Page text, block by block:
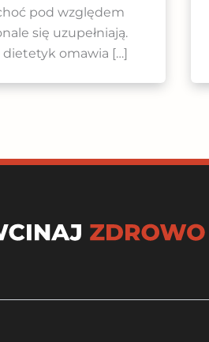
pod względem
się uzupełniają.
dietetyk omawia […]